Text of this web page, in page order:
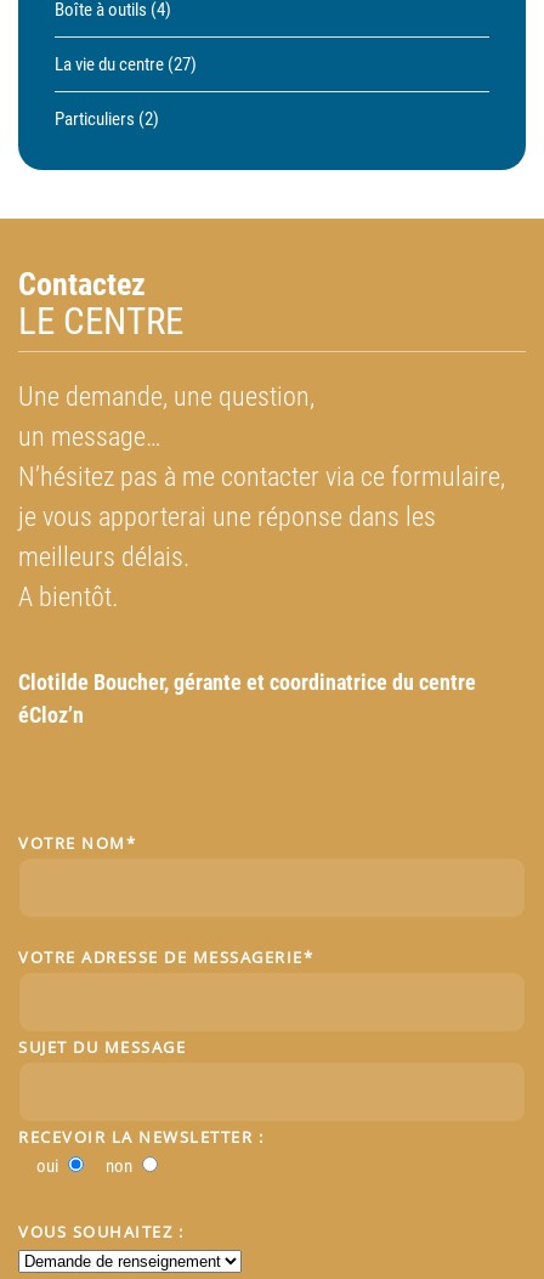
Boîte à outils (4)
La vie du centre (27)
Particuliers (2)
Contactez
LE CENTRE
Une demande, une question,
un message…
N’hésitez pas à me contacter via ce formulaire,
je vous apporterai une réponse dans les
meilleurs délais.
A bientôt.
Clotilde Boucher, gérante et coordinatrice du centre
éCloz’n
VOTRE NOM*
VOTRE ADRESSE DE MESSAGERIE*
SUJET DU MESSAGE
RECEVOIR LA NEWSLETTER :
oui
non
VOUS SOUHAITEZ :